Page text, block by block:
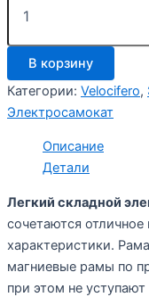
В корзину
Категории: Velocifero,
Электросамокат
Описание
Детали
Легкий складной
сочетаются
характеристики.
магниевые рамы по
при этом не